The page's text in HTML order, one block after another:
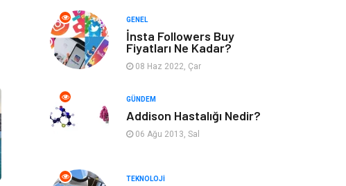
Cilt ve Deri
Hastalıkları
Emlak
Ağız ve Diş
Organizasyon Hastalıklar
GENEL
İnsta Followers Buy
Fiyatları Ne Kadar?
08 Haz 2022, Çar
GÜNDEM
Addison Hastalığı Nedir?
06 Ağu 2013, Sal
TEKNOLOJI